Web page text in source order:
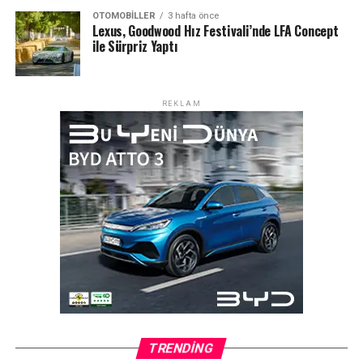
platformu gibi temas noktalarında etkileşimi
artırıyoruz; görüntü işleme ile alıcı-satıcı deneyimini
iyileştiriyoruz. Tedarik zincirinde de ‘doğru
ürün/hizmetin doğru zamanda’ yönetimi için öngörüsel
Doğuş Teknoloji Veri Bilim Müdürü Doğuş Kıdık, şunları
söyledi: “Çağrı merkezi, satış sonrası, veri analizi ve
içerik üretiminde ajan tabanlı çözümler geliştiriyoruz.
Chatbot’lar bilgiye erişimi hızlandırıyor; yeterlilik-
değerlendirme ajanları performansı ölçüp gelişim
öneriyor. Çok markalı yapıda ise her marka için ayrı veri
setleri ve özelleştirilmiş modeller kullanıyoruz; canlıya
çıkmadan marka ekipleriyle insan-içerimde test
Başlangıç Noktası Lideri Cem Leon Menase ise,
ama sadece yolculuğu değil, ekonomiyi ve gündelik
OTOMOBILLER 3 hafta önce
Lexus, Goodwood Hız Festivali’nde LFA Concept
ile Sürpriz Yaptı
REKLAM
TRENDING